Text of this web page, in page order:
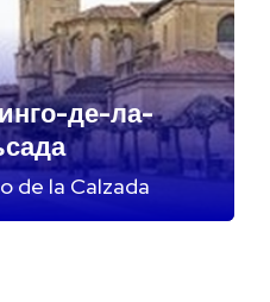
де-ла-
de la Calzada